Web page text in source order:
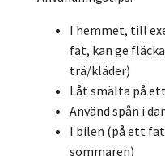
I hemmet, till
fat, kan ge
trä/kläder)
Låt smälta på
Använd spån i
I bilen (på ett
sommaren)